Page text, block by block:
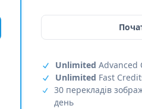
Unlimited Advanced
Unlimited Fast
30 перекладів
день